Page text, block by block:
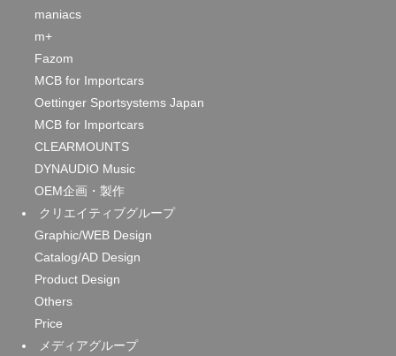
maniacs
m+
Fazom
MCB for Importcars
Oettinger Sportsystems Japan
MCB for Importcars
CLEARMOUNTS
DYNAUDIO Music
OEM企画・製作
クリエイティブグループ
Graphic/WEB Design
Catalog/AD Design
Product Design
Others
Price
メディアグループ